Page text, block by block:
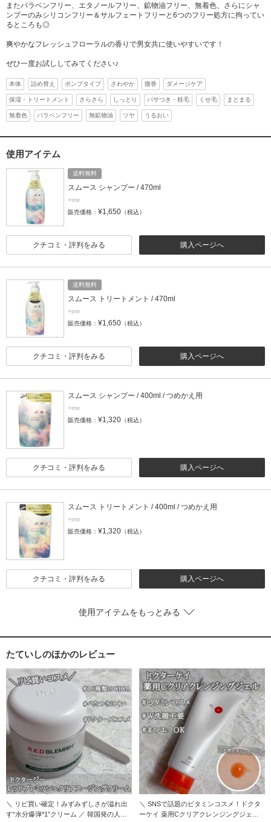
またパラベンフリー、エタノールフリー、鉱物油フリー、無着色、さらにシャ
ンプーのみシリコンフリー＆サルフェートフリーと6つのフリー処方に拘ってい
るところも◎
爽やかなフレッシュフローラルの香りで男女共に使いやすいです！
ぜひ一度お試ししてみてください♪
本体 詰め替え ポンプタイプ さわやか 微香 ダメージケア
保湿・トリートメント さらさら しっとり パサつき・枝毛 くせ毛 まとまる
無着色 パラベンフリー 無鉱物油 ツヤ うるおい
使用アイテム
送料無料
スムース シャンプー / 470ml
+tmr
販売価格： ¥1,650 （税込）
購入ページへ
クチコミ・評判をみる
送料無料
スムース トリートメント / 470ml
+tmr
販売価格： ¥1,650 （税込）
購入ページへ
クチコミ・評判をみる
スムース シャンプー / 400ml / つめかえ用
+tmr
販売価格： ¥1,320 （税込）
購入ページへ
クチコミ・評判をみる
スムース トリートメント / 400ml / つめかえ用
+tmr
販売価格： ¥1,320 （税込）
購入ページへ
クチコミ・評判をみる
使用アイテムをもっとみる
たていしのほかのレビュー
＼ リピ買い確定！みずみずしさが溢れ出
す“水分爆弾*1”クリーム ／ 韓国発の人気
＼ SNSで話題のビタミンコスメ！ドクタ
ーケイ 薬用Cクリアクレンジングジェル